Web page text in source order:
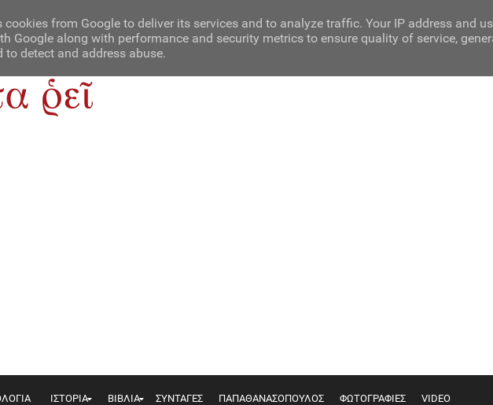
About Us
ΙΣΤΟΡΙΑ ΒΙΒΛΙΑ ΣΥΝΤΑΓΕΣ ΠΑΠΑΘΑΝΑΣΟΠΟΥΛΟΣ ΦΩΤΟΓΡΑΦΙΕΣ VIDEO
cookies from Google to deliver its services and to analyze traffic. Your IP address and
Google along with performance and security metrics to ensure quality of service,
to detect and address abuse.